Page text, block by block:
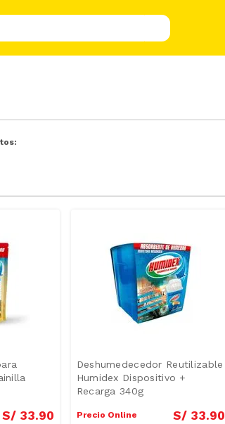
S/ 33.90
Deshumedecedor Reutilizable
Humidex Dispositivo +
Recarga 340g
Precio Online S/ 33.90